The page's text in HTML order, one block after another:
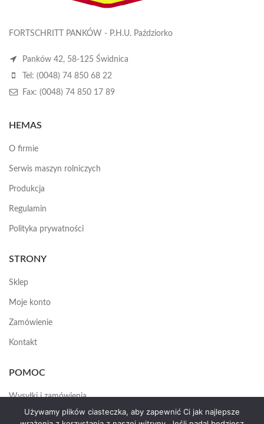
FORTSCHRITT PANKÓW - P.H.U. Paździorko
Panków 42, 58-125 Świdnica
Tel: (0048) 74 850 68 22
Fax: (0048) 74 850 17 89
HEMAS
O firmie
Serwis maszyn rolniczych
Produkcja
Regulamin
Polityka prywatności
STRONY
Sklep
Moje konto
Zamówienie
Kontakt
POMOC
Wysyłki i zamówienia
Jak założyć konto
Używamy plików ciasteczka, aby zapewnić Ci jak najlepsze